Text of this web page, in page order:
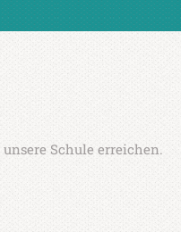
Schule erreichen.